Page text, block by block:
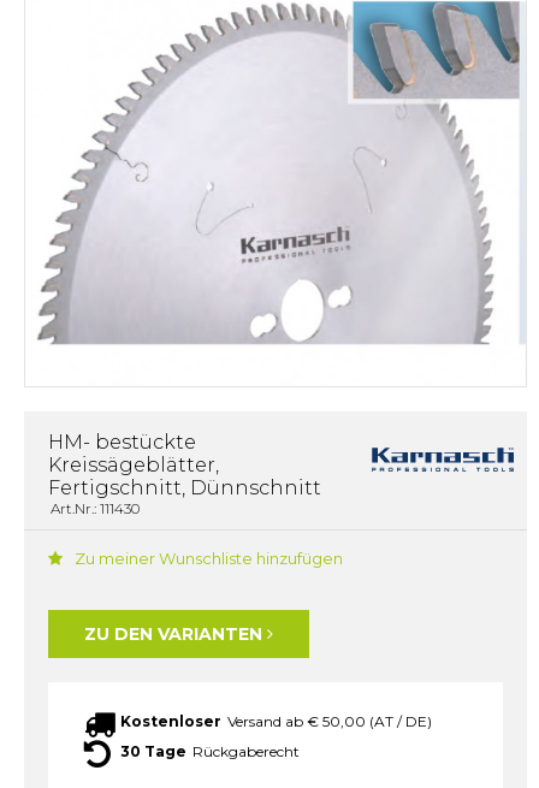
HM- bestückte
Kreissägeblätter,
Fertigschnitt, Dünnschnitt
Art.Nr.: 111430
Zu meiner Wunschliste hinzufügen
ZU DEN VARIANTEN
Kostenloser Versand ab € 50,00 (AT / DE)
30 Tage Rückgaberecht